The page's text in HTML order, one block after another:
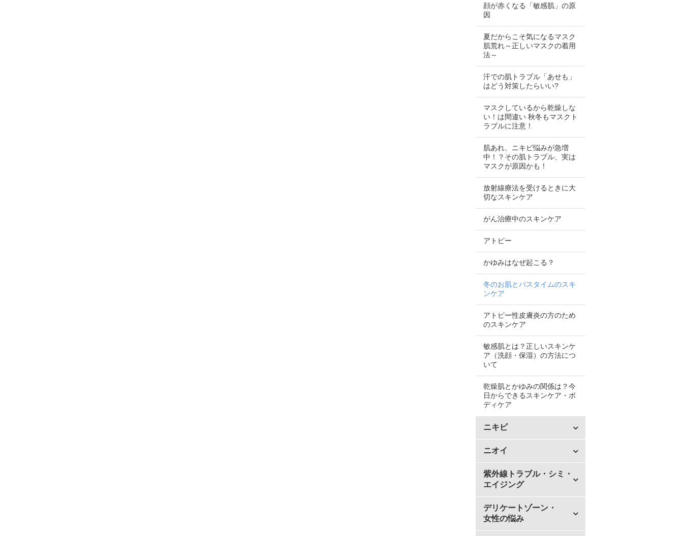
顔が赤くなる「敏感肌」の原
因
夏だからこそ気になるマスク
肌荒れ～正しいマスクの着用
法～
汗での肌トラブル「あせも」
はどう対策したらいい?
マスクしているから乾燥しな
い！は間違い 秋冬もマスクト
ラブルに注意！
肌あれ、ニキビ悩みが急増
中！？その肌トラブル、実は
マスクが原因かも！
放射線療法を受けるときに大
切なスキンケア
がん治療中のスキンケア
アトピー
かゆみはなぜ起こる？
冬のお肌とバスタイムのスキ
ンケア
アトピー性皮膚炎の方のため
のスキンケア
敏感肌とは？正しいスキンケ
ア（洗顔・保湿）の方法につ
いて
乾燥肌とかゆみの関係は？今
日からできるスキンケア・ボ
ディケア
ニキビ
ニオイ
紫外線トラブル・シミ・
エイジング
デリケートゾーン・
女性の悩み